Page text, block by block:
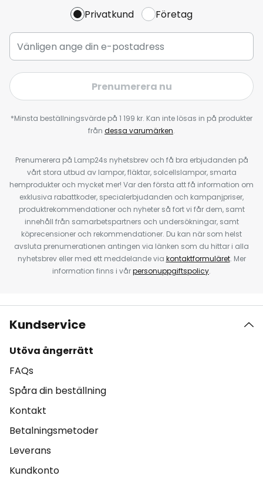
Privatkund Företag
Prenumerera nu
*Minsta beställningsvärde på 1 199 kr. Kan inte lösas in på produkter
från dessa varumärken.
Prenumerera på Lamp24s nyhetsbrev och få bra erbjudanden på
vårt stora utbud av lampor, fläktar, solcellslampor, smarta
hemprodukter och mycket mer! Var den första att få information om
exklusiva rabattkoder, specialerbjudanden och kampanjpriser,
produktrekommendationer och nyheter så fort vi får dem, samt
innehåll från samarbetspartners och undersökningar, samt
köprecensioner och rekommendationer. Du kan när som helst
avsluta prenumerationen antingen via länken som du hittar i alla
nyhetsbrev eller med ett meddelande via kontaktformuläret. Mer
information finns i vårpersonuppgiftspolicy.
Kundservice
Utöva ångerrätt
FAQs
Spåra din beställning
Kontakt
Betalningsmetoder
Leverans
Kundkonto